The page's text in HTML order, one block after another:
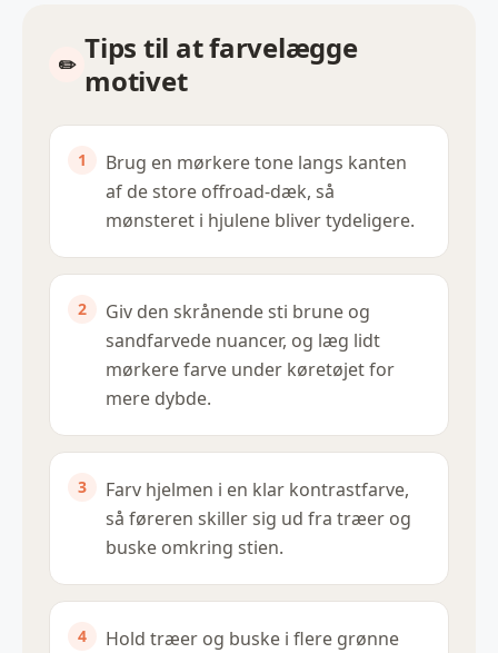
Tips til at farvelægge
motivet
Brug en mørkere tone langs kanten
af de store offroad-dæk, så
mønsteret i hjulene bliver tydeligere.
Giv den skrånende sti brune og
sandfarvede nuancer, og læg lidt
mørkere farve under køretøjet for
mere dybde.
Farv hjelmen i en klar kontrastfarve,
så føreren skiller sig ud fra træer og
buske omkring stien.
Hold træer og buske i flere grønne